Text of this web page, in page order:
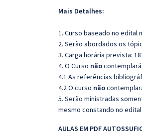
Mais Detalhes:
1. Curso baseado no edital
2. Serão abordados os
3. Carga horária prevista:
4. O Curso nãocontemplará:
4.1 As referências
4.2 O curso não
5. Serão ministradas
mesmo constando no
AULAS EM PDF